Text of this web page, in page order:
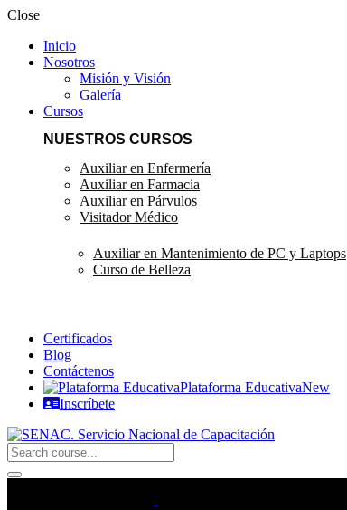
Close
Inicio
Nosotros
Misión y Visión
Galería
Cursos
NUESTROS CURSOS
Auxiliar en Enfermería
Auxiliar en Farmacia
Auxiliar en Párvulos
Visitador Médico
Auxiliar en Mantenimiento de PC y Laptops
Curso de Belleza
Certificados
Blog
Contáctenos
Plataforma EducativaNew
Inscríbete